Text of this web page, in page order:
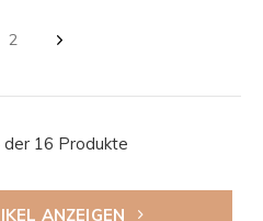
2
der 16 Produkte
ANZEIGEN